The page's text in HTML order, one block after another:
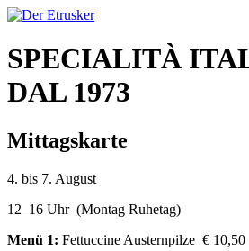
SPECIALITÀ
DAL 1973
Mittagskarte
4. bis 7. August
12–16 Uhr (Montag Ruhetag)
Menü 1: Fettuccine Austernpilze € 10,50